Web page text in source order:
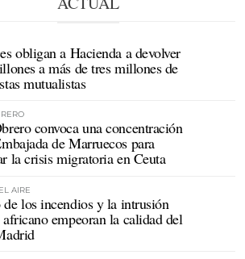
obligan a Hacienda a devolver
a más de tres millones de
mutualistas
convoca una concentración
de Marruecos para
la crisis migratoria en Ceuta
AIRE
los incendios y la intrusión
empeoran la calidad del